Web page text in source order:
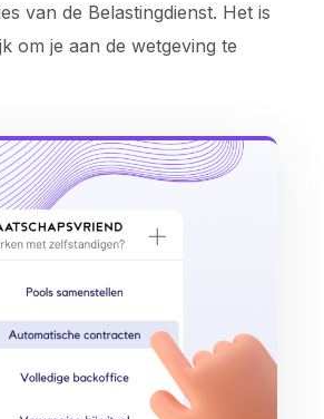
van de Belastingdienst. Het is
om je aan de wetgeving te